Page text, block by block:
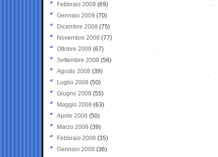
Febbraio 2009 (69)
Gennaio 2009 (70)
Dicembre 2008 (75)
Novembre 2008 (77)
Ottobre 2008 (67)
Settembre 2008 (56)
Agosto 2008 (39)
Luglio 2008 (50)
Giugno 2008 (55)
Maggio 2008(63)
Aprile 2008 (50)
Marzo 2008 (39)
Febbraio 2008 (35)
Gennaio 2008 (36)